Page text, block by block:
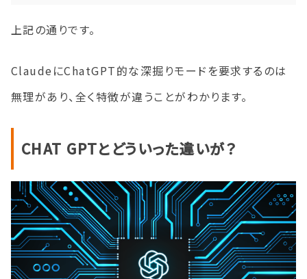
上記の通りです。
ClaudeにChatGPT的な深掘りモードを要求するのは
無理があり、全く特徴が違うことがわかります。
CHAT GPTとどういった違いが？